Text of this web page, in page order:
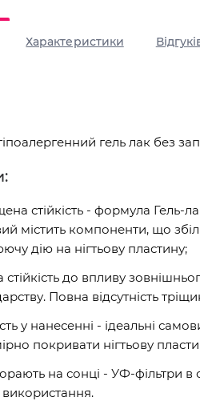
Характеристики
гель лак без
стійкість - формула Гель-
містить компоненти, що
дію на нігтьову пластину;
стійкість до впливу
Повна відсутність
у нанесенні - ідеальні
покривати нігтьову
на сонці - УФ-фільтри в
використання.